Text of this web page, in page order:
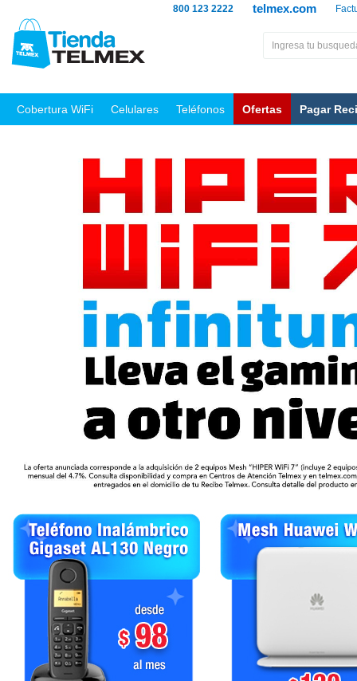
telmex.com
800 123 2222
Cobertura WiFi Celulares Teléfonos Ofertas Pagar